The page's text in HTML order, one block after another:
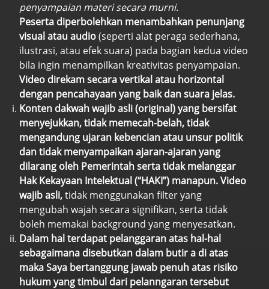
penyampaian materi secara murni.
Peserta diperbolehkan menambahkan penunjang
visual atau audio(seperti alat peraga sederhana,
ilustrasi, atau efek suara) pada bagian kedua video
bila ingin menampilkan kreativitas penyampaian.
Video direkam secara vertikal atau horizontal
dengan pencahayaan yang baik dan suara jelas.
Konten dakwah wajib asli (original) yang bersifat
menyejukkan, tidak memecah-belah, tidak
mengandung ujaran kebencian atau unsur politik
dan tidak menyampaikan ajaran-ajaran yang
dilarang oleh Pemerintah serta tidak melanggar
Hak Kekayaan Intelektual (“HAKI”) manapun.Video
wajib asli,tidak menggunakan filter yang
mengubah wajah secara signifikan, serta tidak
boleh memakai background yang menyesatkan.
Dalam hal terdapat pelanggaran atas hal-hal
sebagaimana disebutkan dalam butir a di atas
maka Saya bertanggung jawab penuh atas risiko
hukum yang timbul dari pelanngaran tersebut